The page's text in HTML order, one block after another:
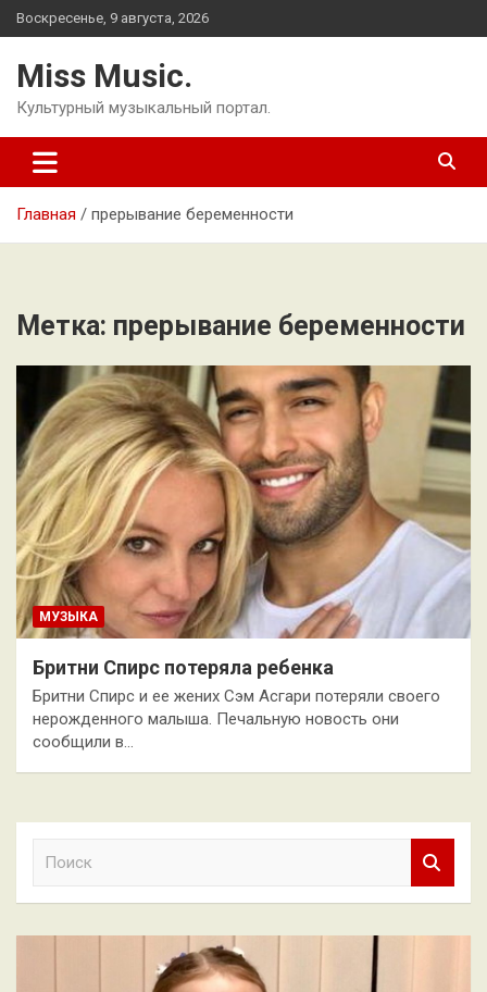
Перейти
к
Воскресенье, 9 августа, 2026
Miss Music.
Культурный музыкальный портал.
Главная прерывание беременности
Метка: прерывание беременности
МУЗЫКА
Бритни Спирс потеряла ребенка
Бритни Спирс и ее жених Сэм Асгари потеряли своего
нерожденного малыша. Печальную новость они
сообщили в…
к